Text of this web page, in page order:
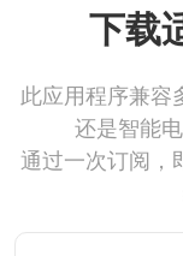
下载
此应用程序兼容
还是智能
通过一次订阅，